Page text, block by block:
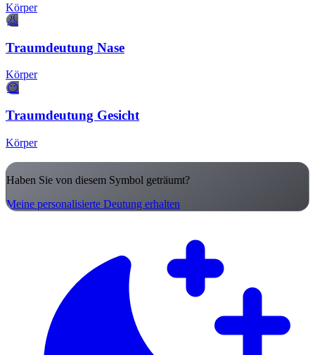
Körper
👃
Traumdeutung Nase
Körper
😶
Traumdeutung Gesicht
Körper
Haben Sie von diesem Symbol geträumt?
Meine personalisierte Deutung erhalten